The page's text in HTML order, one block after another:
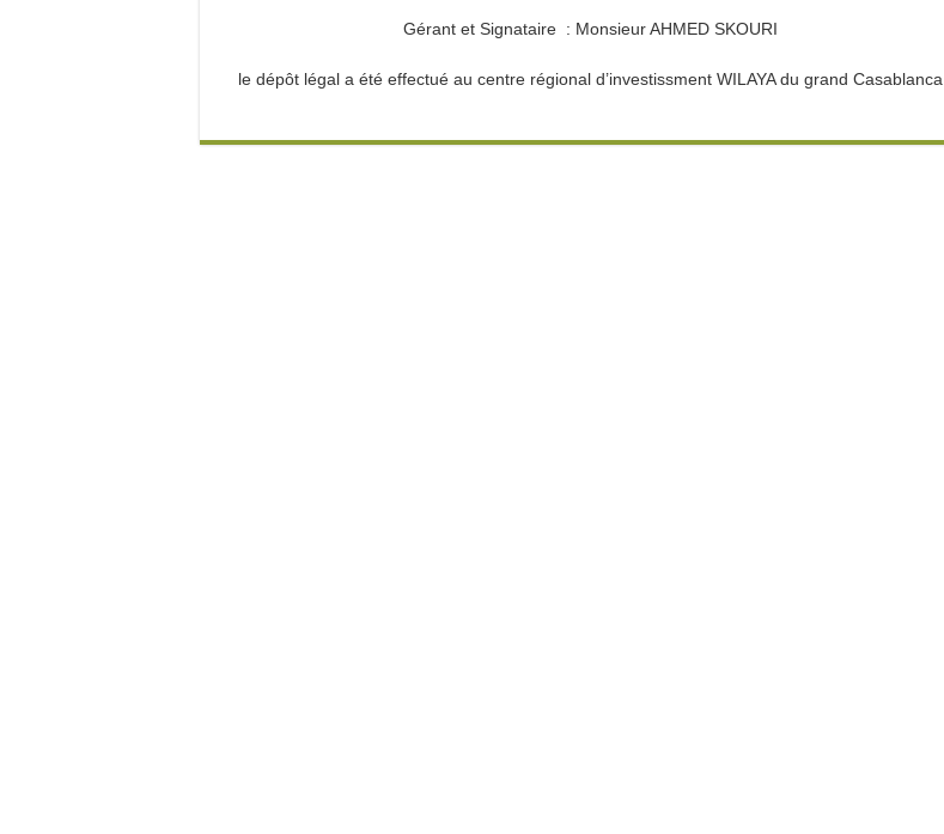
Gérant et Signataire : Monsieur AHMED SKOURI
le dépôt légal a été effectué au centre régional d’investissment WILAYA du grand Casablanca .